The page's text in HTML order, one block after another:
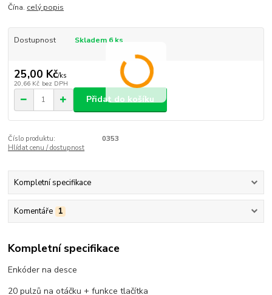
Čína. celý popis
Dostupnost Skladem 6 ks
25,00 Kč/ks
20,66 Kč bez DPH
Přidat do košíku
Číslo produktu:
0353
Hlídat cenu / dostupnost
Kompletní specifikace
Komentáře 1
Kompletní specifikace
Enkóder na desce
20 pulzů na otáčku + funkce tlačítka